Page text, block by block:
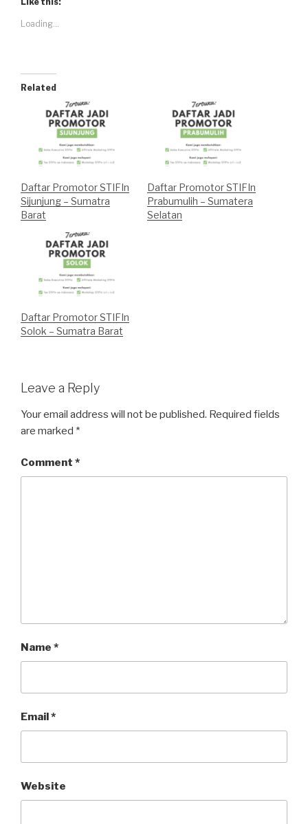
Loading...
Related
Daftar Promotor STIFIn
Sijunjung – Sumatra
Barat
Daftar Promotor STIFIn
Prabumulih – Sumatera
Selatan
Daftar Promotor STIFIn
Solok – Sumatra Barat
Leave a Reply
Your email address will not be published. Required fields
are marked *
Comment *
Name *
Email *
Website